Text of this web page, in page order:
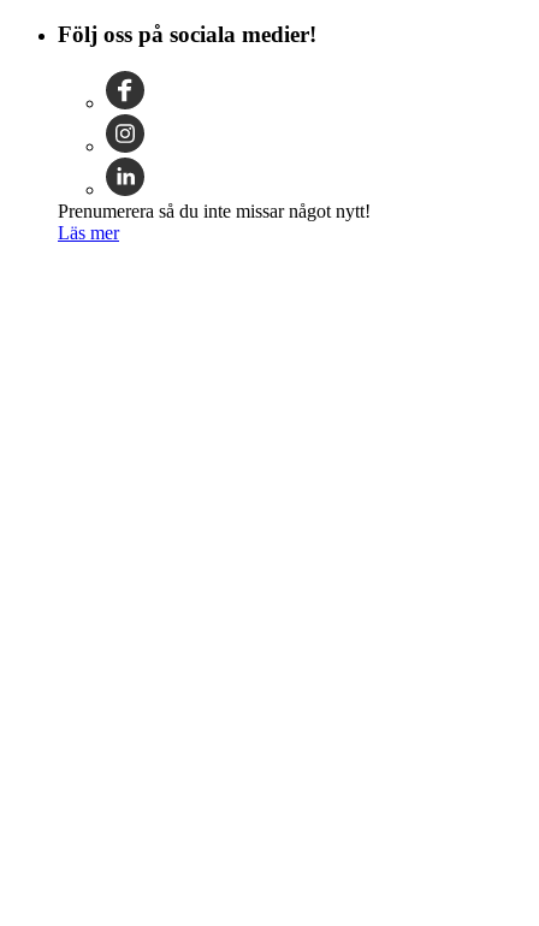
Följ oss på sociala medier!
Prenumerera så du inte missar något nytt!
Läs mer